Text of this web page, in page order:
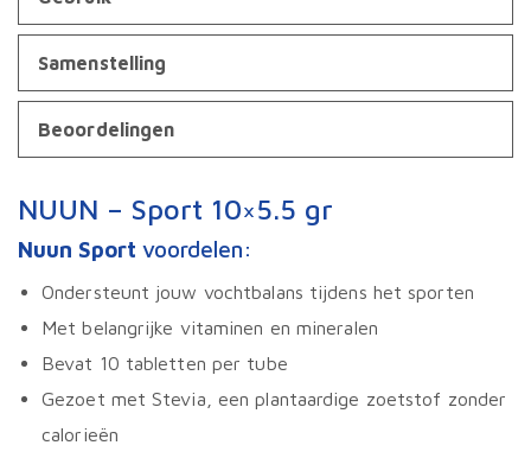
kan
worden
de
productpagina
Samenstelling
Beoordelingen
NUUN – Sport 10×5.5 gr
Nuun Sport voordelen:
Ondersteunt jouw vochtbalans tijdens het sporten
Met belangrijke vitaminen en mineralen
Bevat 10 tabletten per tube
Gezoet met Stevia, een plantaardige zoetstof zonder
calorieën